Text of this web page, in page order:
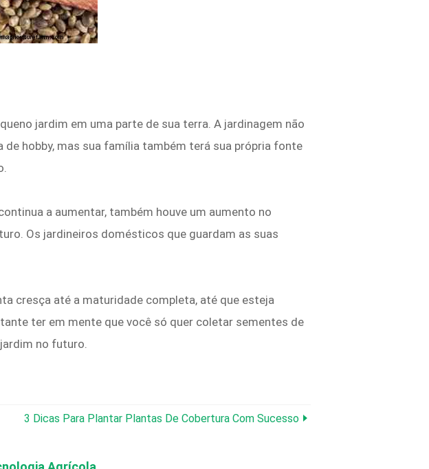
jardim em uma parte de sua terra. A jardinagem não
hobby, mas sua família também terá sua própria fonte
a aumentar, também houve um aumento no
Os jardineiros domésticos que guardam as suas
cresça até a maturidade completa, até que esteja
ter em mente que você só quer coletar sementes de
no futuro.
3 Dicas Para Plantar Plantas De Cobertura Com Sucesso